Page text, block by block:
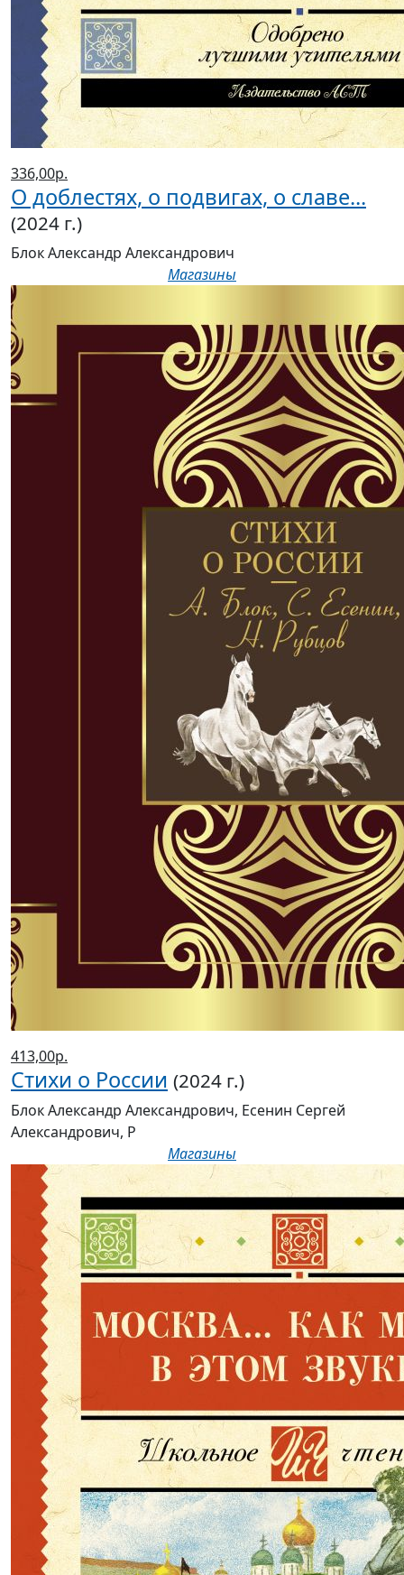
336,00р.
О доблестях, о подвигах, о славе...
(2024 г.)
Блок Александр Александрович
413,00р.
Стихи о России
Блок Александр Александрович, Есенин Сергей
Александрович, Р
Магазины